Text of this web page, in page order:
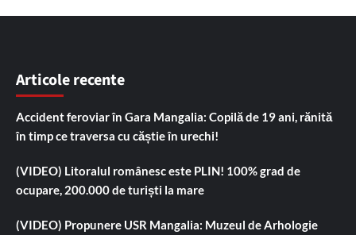
Articole recente
Accident feroviar în Gara Mangalia: Copilă de 19 ani, rănită
în timp ce traversa cu căștie în urechi!
(VIDEO) Litoralul românesc este PLIN! 100% grad de
ocupare, 200.000 de turiști la mare
(VIDEO) Propunere USR Mangalia: Muzeul de Arhologie